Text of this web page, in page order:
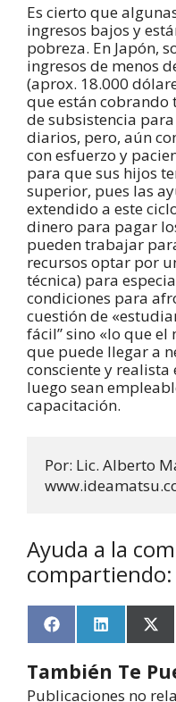
Es cierto que
ingresos bajos y
pobreza. En Japón,
ingresos de menos
(aprox. 18.000
que están
de subsistencia
diarios, pero, aún
con esfuerzo y
para que sus hijos
superior, pues las
extendido a este
dinero para pagar
pueden trabajar
recursos optar por
técnica) para
condiciones para
cuestión de
fácil” sino «lo que
que puede llegar a
consciente y realista
luego sean
capacitación.
Por: Lic. Alberto
Ayuda a la
compartiendo:
F
a
e
b
L
i
k
e
X
(
w
i
También Te
Publicaciones no